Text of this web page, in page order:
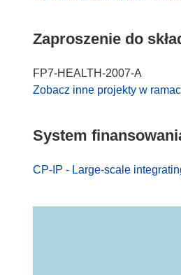
Zaproszenie do
FP7-HEALTH-2007-A
Zobacz inne projekty w
System
CP-IP - Large-scale